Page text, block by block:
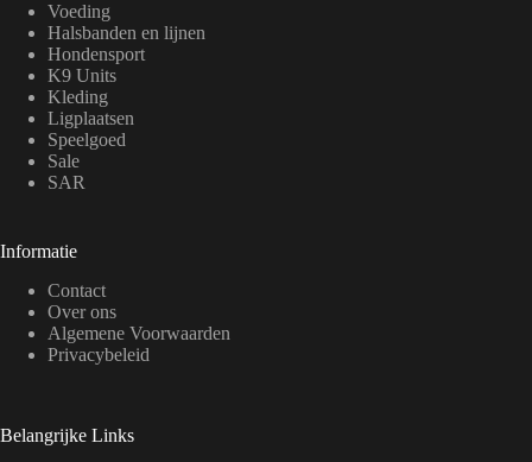
Voeding
Halsbanden en lijnen
Hondensport
K9 Units
Kleding
Ligplaatsen
Speelgoed
Sale
SAR
Informatie
Contact
Over ons
Algemene Voorwaarden
Privacybeleid
Belangrijke Links